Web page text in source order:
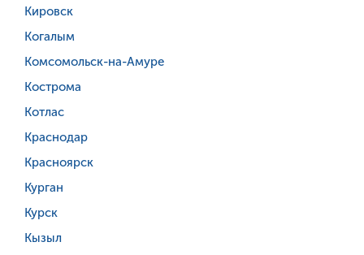
Кировск
Когалым
Комсомольск-на-Амуре
Кострома
Котлас
Краснодар
Красноярск
Курган
Курск
Кызыл